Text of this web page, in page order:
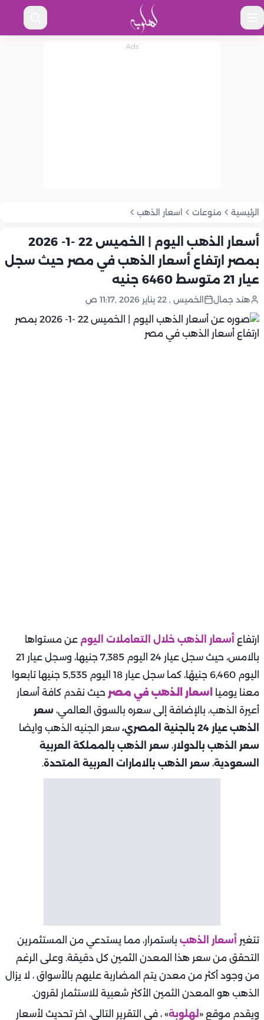
الرئيسية منوعات اسعار الذهب
أسعار الذهب اليوم | الخميس 22 -1- 2026
بمصر ارتفاع أسعار الذهب في مصر حيث سجل
عيار 21 متوسط 6460 جنيه
هند جمال الخميس , 22 يناير 2026 ,11:17 ص
ارتفاع أسعار الذهب خلال التعاملات اليوم عن مستواها
بالامس، حيث سجل عيار 24 اليوم 7,385 جنيها، وسجل عيار 21
اليوم 6,460 جنيهًا، كما سجل عيار 18 اليوم 5,535 جنيها تابعوا
معنا يوميا
اسعار الذهب في مصر حيث نقدم كافة أسعار
أعيرة الذهب، بالإضافة إلى سعره بالسوق العالمي، سعر
الذهب عيار 24 بالجنية المصري،
سعر الجنيه الذهب وايضا
سعر الذهب بالدولار، سعر الذهب بالمملكة العربية
السعودية، سعر الذهب بالامارات العربية المتحدة.
تتغير أسعار الذهب باستمرار، مما يستدعي من المستثمرين
التحقق من سعر هذا المعدن الثمين كل دقيقة. وعلى الرغم
من وجود أكثر من معدن يتم المضاربة عليهم بالأسواق ، لا يزال
الذهب هو المعدن الثمين الأكثر شعبية للاستثمار لقرون.
ويقدم موقع « لهلوبة» ، في التقرير التالي، اخر تحديث لأسعار